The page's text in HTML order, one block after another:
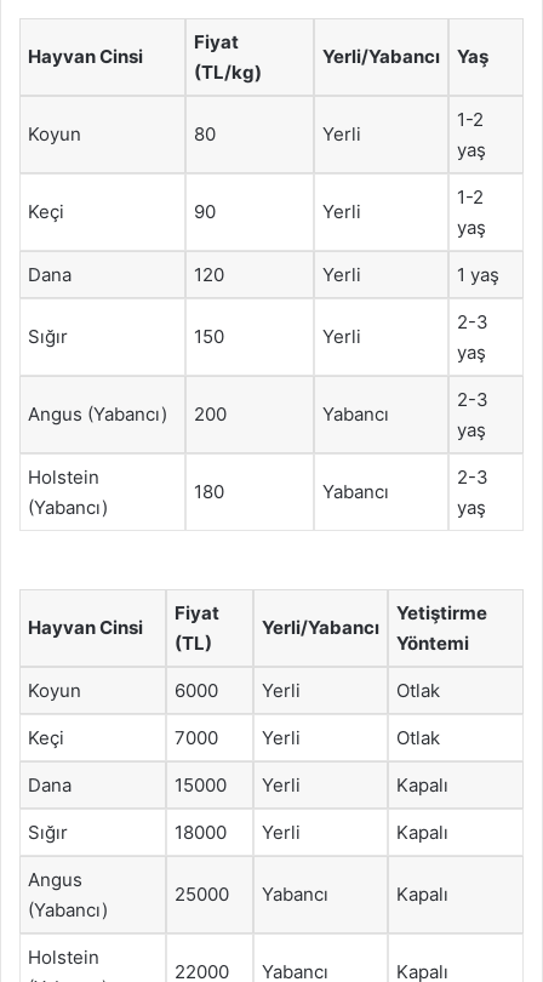
Hayvan Cinsi
Fiyat
(TL/kg)
Yerli/Yabancı Yaş
Koyun 80 Yerli
1-2
yaş
Keçi 90 Yerli
1-2
yaş
Dana 120 Yerli 1 yaş
Sığır 150 Yerli
2-3
yaş
Angus (Yabancı) 200 Yabancı
2-3
yaş
Holstein
(Yabancı)
180 Yabancı
2-3
yaş
Hayvan Cinsi
Fiyat
(TL)
Yerli/Yabancı
Yetiştirme
Yöntemi
Koyun 6000 Yerli Otlak
Keçi 7000 Yerli Otlak
Dana 15000 Yerli Kapalı
Sığır 18000 Yerli Kapalı
Angus
(Yabancı)
25000 Yabancı Kapalı
Holstein
22000 Yabancı Kapalı